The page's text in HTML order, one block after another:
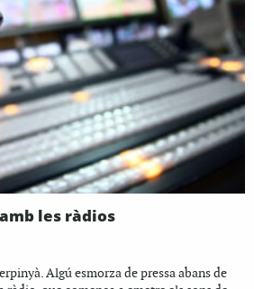
les ràdios
Algú esmorza de pressa abans de